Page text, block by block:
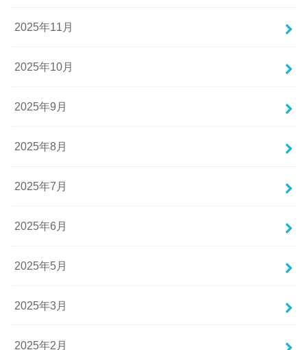
2025年11月
2025年10月
2025年9月
2025年8月
2025年7月
2025年6月
2025年5月
2025年3月
2025年2月